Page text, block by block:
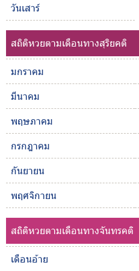
วันเสาร์
สถิติหวยตามเดือนทางสุริยคติ
มกราคม
มีนาคม
พฤษภาคม
กรกฎาคม
กันยายน
พฤศจิกายน
สถิติหวยตามเดือนทางจันทรคติ
เดือนอ้าย